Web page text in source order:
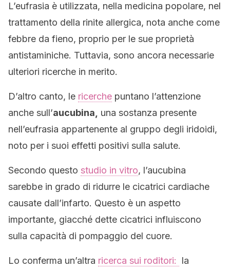
L’eufrasia è utilizzata, nella medicina popolare, nel
trattamento della rinite allergica, nota anche come
febbre da fieno, proprio per le sue proprietà
antistaminiche. Tuttavia, sono ancora necessarie
ulteriori ricerche in merito.
D’altro canto, le ricerche puntano l’attenzione
anche sull’aucubina,
una sostanza presente
nell’eufrasia appartenente al gruppo degli iridoidi,
noto per i suoi effetti positivi sulla salute.
Secondo questo studio in vitro, l’aucubina
sarebbe in grado di ridurre le cicatrici cardiache
causate dall’infarto. Questo è un aspetto
importante, giacché dette cicatrici influiscono
sulla capacità di pompaggio del cuore.
Lo conferma un’altra ricerca sui roditori: la